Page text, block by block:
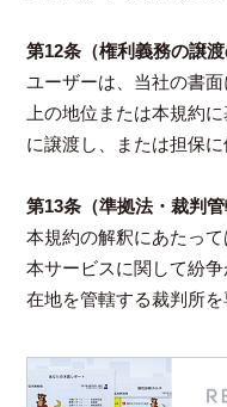
第12条（権利義務の譲渡
ユーザーは、当社の書
上の地位または本規約
に譲渡し、または担保
第13条（準拠法・裁判管
本規約の解釈にあたっ
本サービスに関して紛
在地を管轄する裁判所を